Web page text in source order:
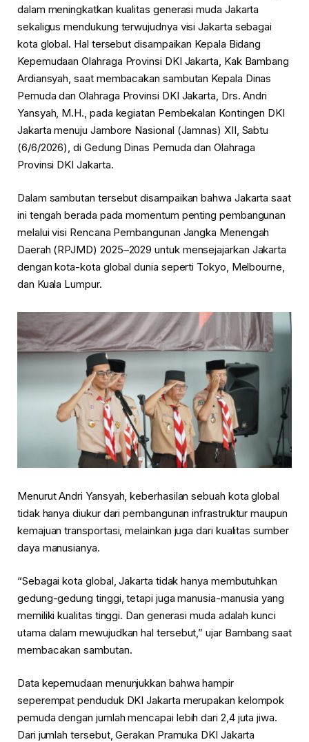
dalam meningkatkan kualitas generasi muda Jakarta
sekaligus mendukung terwujudnya visi Jakarta sebagai
kota global. Hal tersebut disampaikan Kepala Bidang
Kepemudaan Olahraga Provinsi DKI Jakarta, Kak Bambang
Ardiansyah, saat membacakan sambutan Kepala Dinas
Pemuda dan Olahraga Provinsi DKI Jakarta, Drs. Andri
Yansyah, M.H., pada kegiatan Pembekalan Kontingen DKI
Jakarta menuju Jambore Nasional (Jamnas) XII, Sabtu
(6/6/2026), di Gedung Dinas Pemuda dan Olahraga
Provinsi DKI Jakarta.
Dalam sambutan tersebut disampaikan bahwa Jakarta saat
ini tengah berada pada momentum penting pembangunan
melalui visi Rencana Pembangunan Jangka Menengah
Daerah (RPJMD) 2025–2029 untuk mensejajarkan Jakarta
dengan kota-kota global dunia seperti Tokyo, Melbourne,
dan Kuala Lumpur.
Menurut Andri Yansyah, keberhasilan sebuah kota global
tidak hanya diukur dari pembangunan infrastruktur maupun
kemajuan transportasi, melainkan juga dari kualitas sumber
daya manusianya.
“Sebagai kota global, Jakarta tidak hanya membutuhkan
gedung-gedung tinggi, tetapi juga manusia-manusia yang
memiliki kualitas tinggi. Dan generasi muda adalah kunci
utama dalam mewujudkan hal tersebut,” ujar Bambang saat
membacakan sambutan.
Data kepemudaan menunjukkan bahwa hampir
seperempat penduduk DKI Jakarta merupakan kelompok
pemuda dengan jumlah mencapai lebih dari 2,4 juta jiwa.
Dari jumlah tersebut, Gerakan Pramuka DKI Jakarta